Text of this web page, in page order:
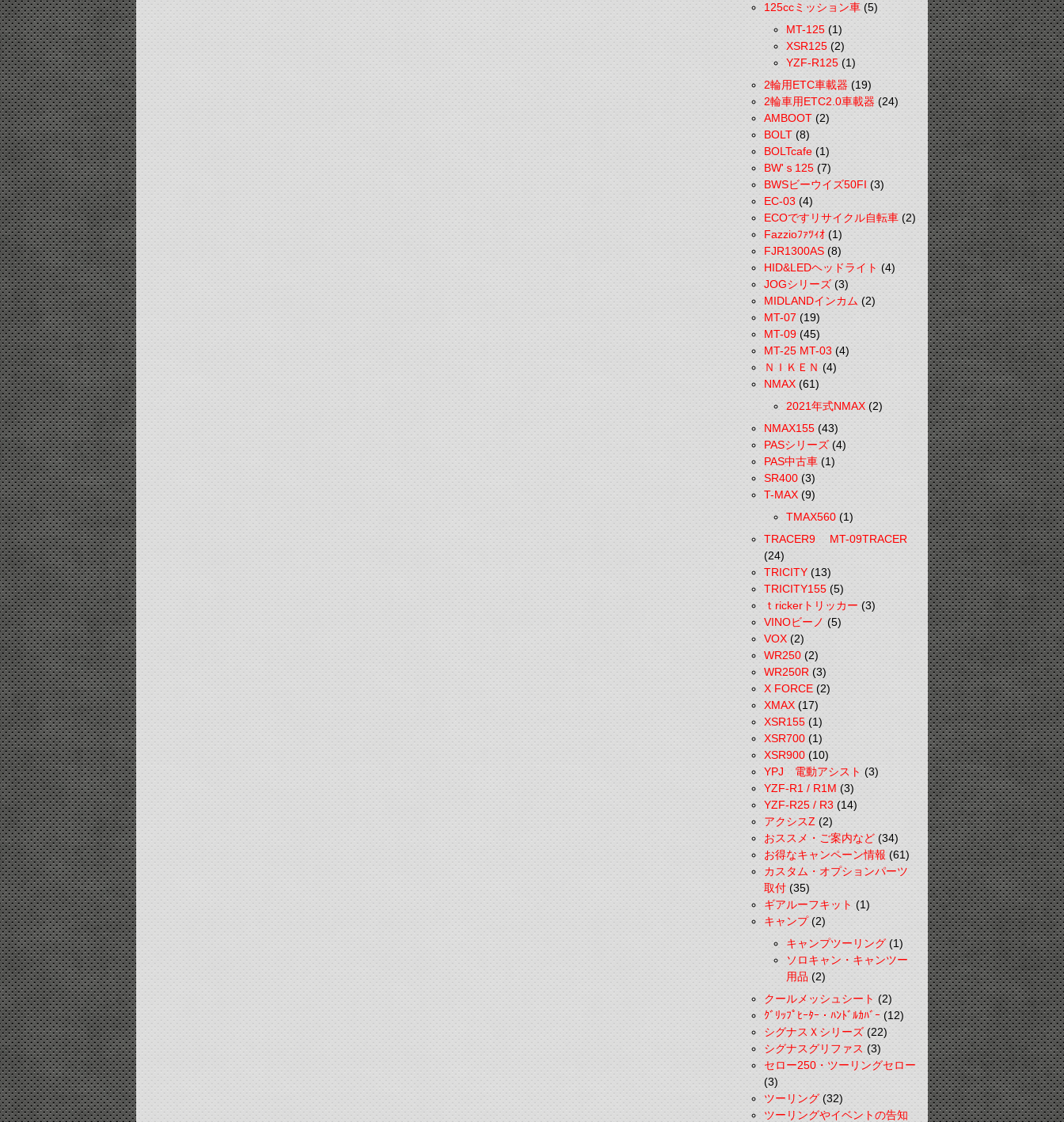
125ccミッション車(5)
MT-125(1)
XSR125(2)
YZF-R125(1)
2輪用ETC車載器(19)
2輪車用ETC2.0車載器(24)
AMBOOT(2)
BOLT(8)
BOLTcafe(1)
BW'ｓ125(7)
BWSビーウイズ50FI(3)
EC-03(4)
ECOですリサイクル自転車(2)
Fazzioﾌｧﾂｨｵ(1)
FJR1300AS(8)
HID&LEDヘッドライト(4)
JOGシリーズ(3)
MIDLANDインカム(2)
MT-07(19)
MT-09 (45)
MT-25 MT-03(4)
ＮＩＫＥＮ(4)
NMAX(61)
2021年式NMAX(2)
NMAX155(43)
PASシリーズ(4)
PAS中古車(1)
SR400(3)
T-MAX(9)
TMAX560(1)
TRACER9 MT-09TRACER
(24)
TRICITY(13)
TRICITY155(5)
ｔrickerトリッカー(3)
VINOビーノ(5)
VOX(2)
WR250(2)
WR250R(3)
X FORCE(2)
XMAX(17)
XSR155(1)
XSR700(1)
XSR900(10)
YPJ 電動アシスト(3)
YZF-R1 / R1M(3)
YZF-R25 / R3(14)
アクシスZ(2)
おススメ・ご案内など(34)
お得なキャンペーン情報(61)
カスタム・オプションパーツ
取付(35)
ギアルーフキット(1)
キャンプ(2)
キャンプツーリング(1)
ソロキャン・キャンツー
用品(2)
クールメッシュシート(2)
ｸﾞﾘｯﾌﾟﾋｰﾀｰ・ﾊﾝﾄﾞﾙｶﾊﾞｰ(12)
シグナスＸシリーズ(22)
シグナスグリファス(3)
セロー250・ツーリングセロー
(3)
ツーリング(32)
ツーリングやイベントの告知